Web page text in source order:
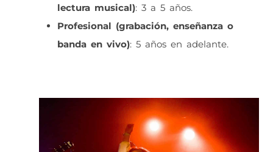
lectura musical): 3 a 5 años.
Profesional (grabación, enseñanza o
banda en vivo): 5 años en adelante.